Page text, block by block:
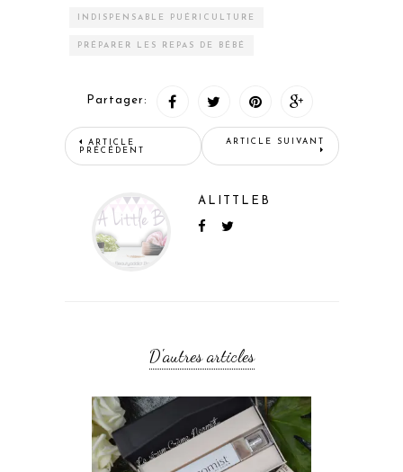
INDISPENSABLE PUÉRICULTURE
PRÉPARER LES REPAS DE BÉBÉ
Partager:
ARTICLE
PRÉCÉDENT
ARTICLE SUIVANT
ALITTLEB
D'autres articles